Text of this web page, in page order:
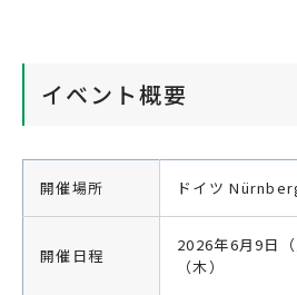
イベント概要
開催場所 ドイツ
開催日程
2026年6月9日
（木）